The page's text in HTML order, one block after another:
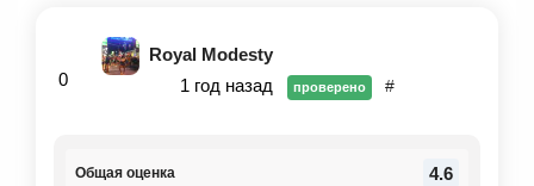
0
Royal Modesty
1 год назад
проверено #
4.6
Общая оценка